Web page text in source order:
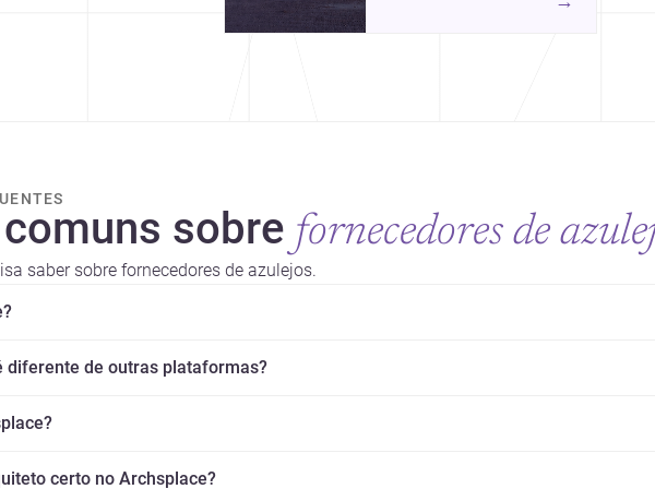
sobre fornecedores de
saber sobre fornecedores de azulejos.
diferente de outras plataformas?
certo no Archsplace?